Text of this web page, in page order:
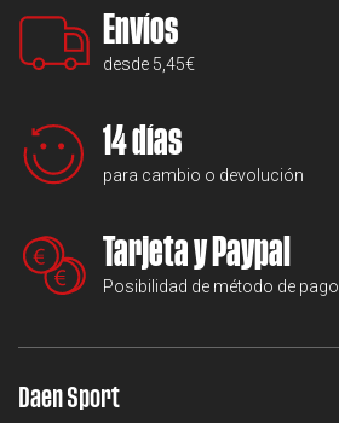
Envíos
desde 5,45€
14 días
para cambio o devolución
Tarjeta y Paypal
Posibilidad de método de pago
Daen Sport